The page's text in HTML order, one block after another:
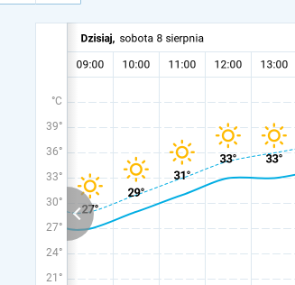
°C
39°
36°
33°
30°
27°
24°
21°